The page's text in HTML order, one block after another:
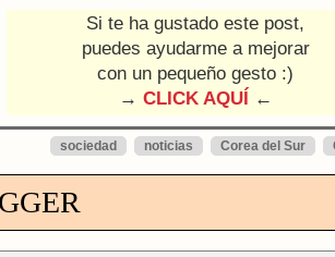
Si te ha gustado este post,
puedes ayudarme a mejorar
con un pequeño gesto :)
→ CLICK AQUÍ ←
Corea del Sur
noticias
sociedad